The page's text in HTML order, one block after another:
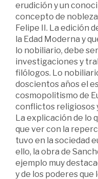
erudición y un
concepto de
Felipe II. La edición
la Edad Moderna y
lo nobiliario, debe
investigaciones y
filólogos. Lo
doscientos años el
cosmopolitismo de
conflictos religiosos
La explicación de lo
que ver con la
tuvo en la sociedad
ello, la obra de
ejemplo muy
y de los poderes